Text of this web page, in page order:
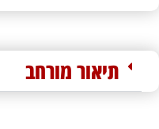
תיאור מורחב